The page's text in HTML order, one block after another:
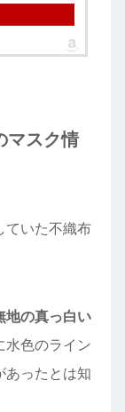
マスク情
ていた不織布
地の真っ白い
水色のライン
あったとは知